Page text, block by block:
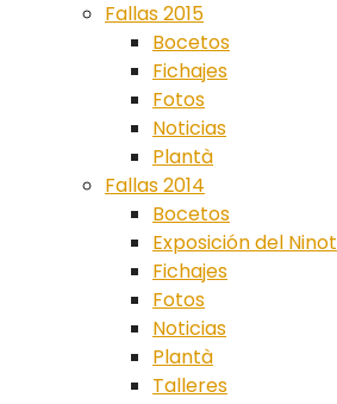
Fallas 2015
Bocetos
Fichajes
Fotos
Noticias
Plantà
Fallas 2014
Bocetos
Exposición del Ninot
Fichajes
Fotos
Noticias
Plantà
Talleres